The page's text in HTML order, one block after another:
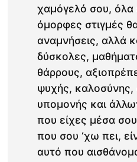
χαμόγελό σου, όλα
όμορφες στιγμές
αναμνήσεις, αλλά
δύσκολες,
θάρρους,
ψυχής, καλοσύνης,
υπομονής και
που είχες μέσα
που σου ‘χω πει,
αυτό που